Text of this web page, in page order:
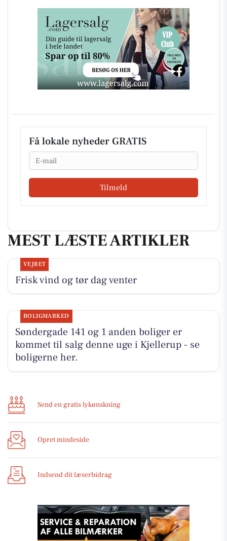
Få lokale nyheder GRATIS
Email
Tilmeld
MEST LÆSTE ARTIKLER
VEJRET
Frisk vind og tør dag venter
BOLIGMARKED
Søndergade 141 og 1 anden boliger er
kommet til salg denne uge i Kjellerup - se
boligerne her.
Send en gratis lykønskning
Opret mindeside
Indsend dit læserbidrag